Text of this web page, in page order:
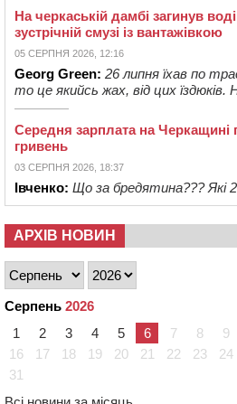
На черкаській дамбі загинув
зустрічній смузі із вантажівкою
05 СЕРПНЯ 2026, 12:16
Georg Green: 26 липня їхав по
то це якийсь жах, від цих їздюків.
Середня зарплата на Черкащині
гривень
03 СЕРПНЯ 2026, 18:37
Івченко: Що за бредятина??? Які
АРХІВ НОВИН
Серпень 2026
1
2 3 4 5 6 7 8 9
16
17 18 19 20 21 22 23 24
31